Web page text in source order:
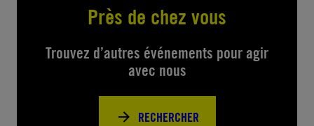
Près de chez vous
Trouvez d’autres événements pour agir
avec nous
RECHERCHER